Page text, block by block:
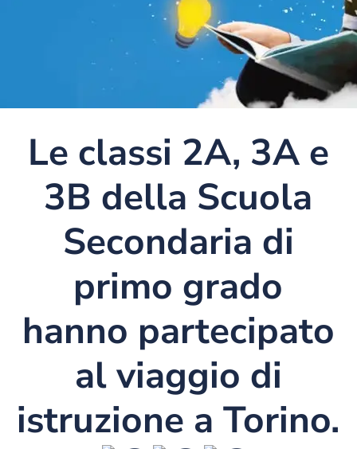
Le classi 2A, 3A e
3B della Scuola
Secondaria di
primo grado
hanno partecipato
al viaggio di
istruzione a Torino.